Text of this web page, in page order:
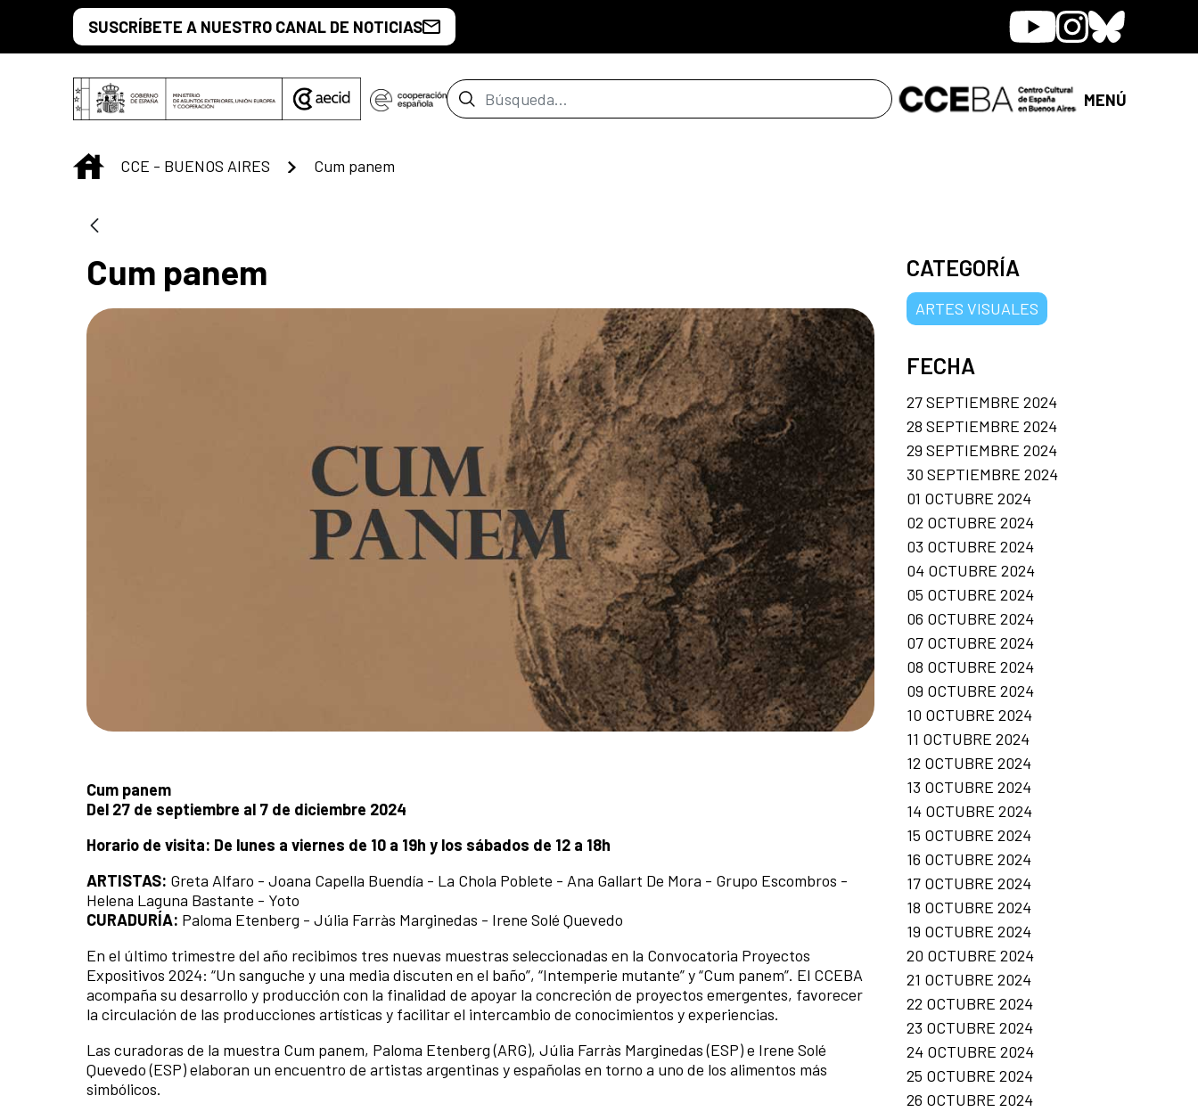
Saltar al contenido principal
SUSCRÍBETE A NUESTRO CANAL DE NOTICIAS YoutubeInstagram
Bluesky
Barra de búsqueda MENÚ
INICIO
CCE - BUENOS AIRES Cum panem
Cum panem
Cum panem
Del 27 de septiembre al 7 de diciembre 2024
Horario de visita: De lunes a viernes de 10 a 19h y los sábados de 12 a 18h
ARTISTAS: Greta Alfaro - Joana Capella Buendía - La Chola Poblete - Ana Gallart De Mora - Grupo Escombros -
Helena Laguna Bastante - Yoto
CURADURÍA: Paloma Etenberg - Júlia Farràs Marginedas - Irene Solé Quevedo
En el último trimestre del año recibimos tres nuevas muestras seleccionadas en la Convocatoria Proyectos
Expositivos 2024: “Un sanguche y una media discuten en el baño”, “Intemperie mutante” y “Cum panem”. El CCEBA
acompaña su desarrollo y producción con la finalidad de apoyar la concreción de proyectos emergentes, favorecer
la circulación de las producciones artísticas y facilitar el intercambio de conocimientos y experiencias.
Las curadoras de la muestra Cum panem, Paloma Etenberg (ARG), Júlia Farràs Marginedas (ESP) e Irene Solé
Quevedo (ESP) elaboran un encuentro de artistas argentinas y españolas en torno a uno de los alimentos más
simbólicos.
CATEGORÍA
ARTES VISUALES
FECHA
27 SEPTIEMBRE 2024
28 SEPTIEMBRE 2024
29 SEPTIEMBRE 2024
30 SEPTIEMBRE 2024
01 OCTUBRE 2024
02 OCTUBRE 2024
03 OCTUBRE 2024
04 OCTUBRE 2024
05 OCTUBRE 2024
06 OCTUBRE 2024
07 OCTUBRE 2024
08 OCTUBRE 2024
09 OCTUBRE 2024
10 OCTUBRE 2024
11 OCTUBRE 2024
12 OCTUBRE 2024
13 OCTUBRE 2024
14 OCTUBRE 2024
15 OCTUBRE 2024
16 OCTUBRE 2024
17 OCTUBRE 2024
18 OCTUBRE 2024
19 OCTUBRE 2024
20 OCTUBRE 2024
21 OCTUBRE 2024
22 OCTUBRE 2024
23 OCTUBRE 2024
24 OCTUBRE 2024
25 OCTUBRE 2024
26 OCTUBRE 2024